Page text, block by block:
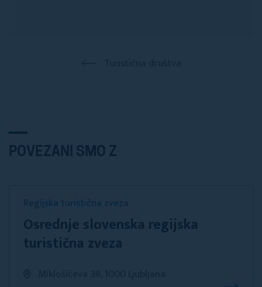
POVEZANI SMO Z
Regijska turistična zveza
Osrednje slovenska regijska
turistična zveza